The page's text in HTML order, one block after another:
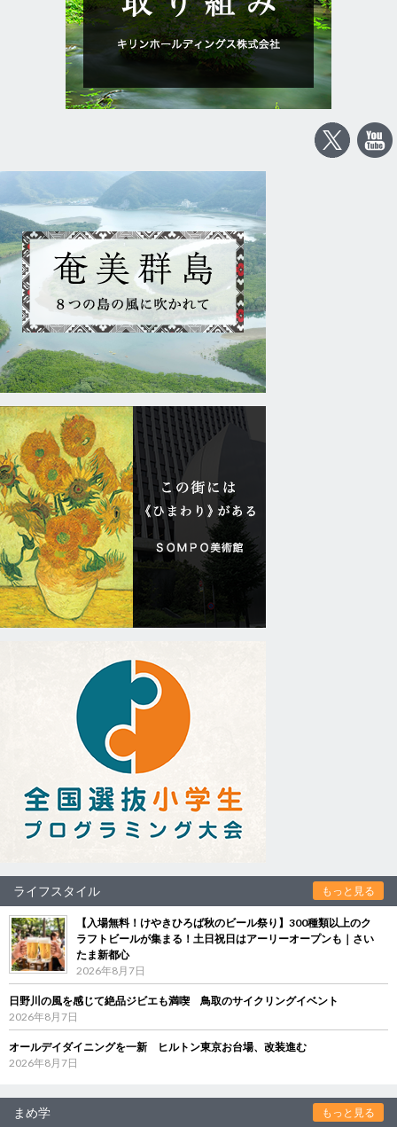
ライフスタイル もっと見る
【入場無料！けやきひろば秋のビール祭り】300種類以上のク
ラフトビールが集まる！土日祝日はアーリーオープンも｜さい
たま新都心
2026年8月7日
日野川の風を感じて絶品ジビエも満喫 鳥取のサイクリングイベント
2026年8月7日
オールデイダイニングを一新 ヒルトン東京お台場、改装進む
2026年8月7日
まめ学 もっと見る